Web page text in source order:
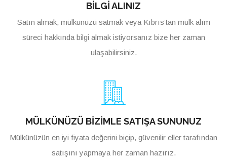
BİLGİ ALINIZ
Satın almak, mülkünüzü satmak veya Kıbrıs’tan mülk alım
süreci hakkında bilgi almak istiyorsanız bize her zaman
ulaşabilirsiniz.
MÜLKÜNÜZÜ BİZİMLE SATIŞA SUNUNUZ
Mülkünüzün en iyi fiyata değerini biçip, güvenilir eller tarafından
satışını yapmaya her zaman hazırız.